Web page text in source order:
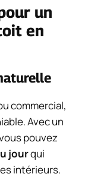
un
en
commercial,
Avec un
pouvez
jourqui
intérieurs.